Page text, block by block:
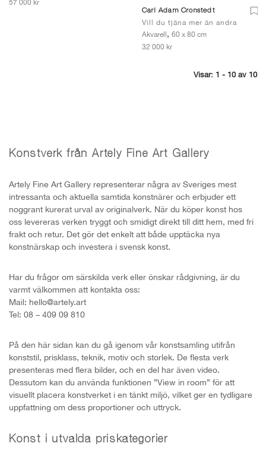
57 000 kr
Carl Adam Cronstedt
Vill du tjäna mer än andra
Akvarell , 60 x 80 cm
32 000 kr
Visar: 1 - 10 av 10
Konstverk från Artely Fine Art Gallery
Artely Fine Art Gallery representerar några av Sveriges mest
intressanta och aktuella samtida konstnärer och erbjuder ett
noggrant kurerat urval av originalverk. När du köper konst hos
oss levereras verken tryggt och smidigt direkt till ditt hem, med fri
frakt och retur. Det gör det enkelt att både upptäcka nya
konstnärskap och investera i svensk konst.
Har du frågor om särskilda verk eller önskar rådgivning, är du
varmt välkommen att kontakta oss:
Mail: hello@artely.art
Tel: 08 – 409 09 810
På den här sidan kan du gå igenom vår konstsamling utifrån
konststil, prisklass, teknik, motiv och storlek. De flesta verk
presenteras med flera bilder, och en del har även video.
Dessutom kan du använda funktionen ”View in room” för att
visuellt placera konstverket i en tänkt miljö, vilket ger en tydligare
uppfattning om dess proportioner och uttryck.
Konst i utvalda priskategorier